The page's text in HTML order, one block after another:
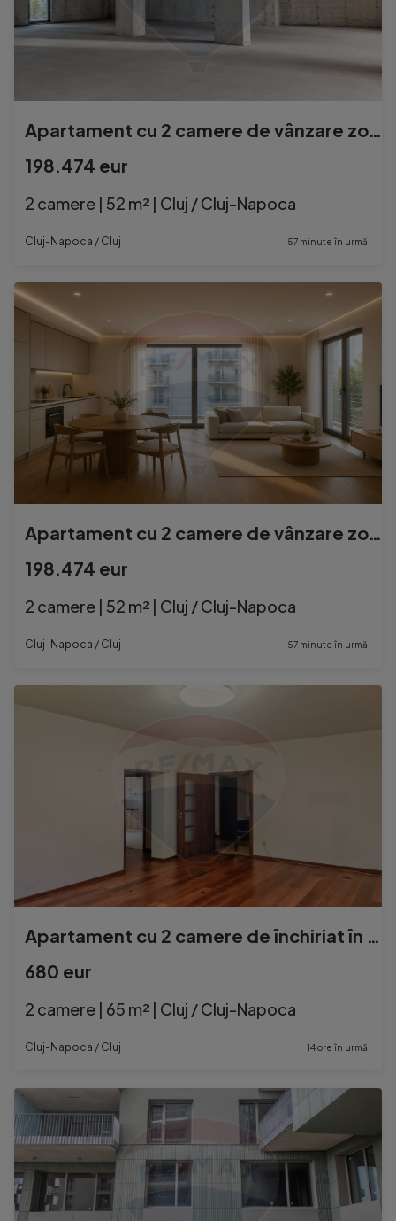
Apartament cu 2 camere de vânzare zonă semicentrală -M...
198.474 eur
2 camere | 52 m² | Cluj / Cluj-Napoca
Cluj-Napoca / Cluj 57 minute în urmă
Apartament cu 2 camere de vânzare zonă semicentrală -M...
198.474 eur
2 camere | 52 m² | Cluj / Cluj-Napoca
Cluj-Napoca / Cluj 57 minute în urmă
Apartament cu 2 camere de închiriat în zona Parcului Ce...
680 eur
2 camere | 65 m² | Cluj / Cluj-Napoca
Cluj-Napoca / Cluj 14 ore în urmă